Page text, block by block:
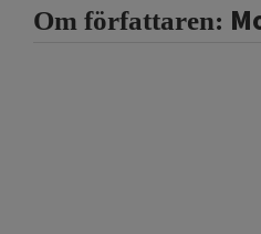
Om författaren: